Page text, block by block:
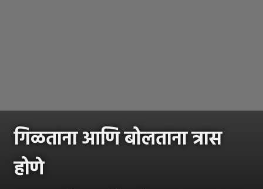
गिळताना आणि बोलताना त्रास
होणे